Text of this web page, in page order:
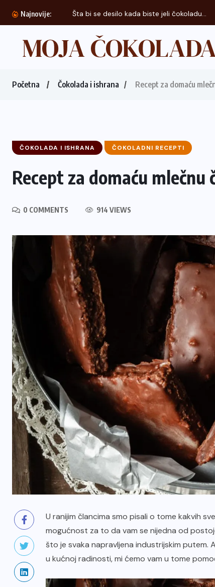
Najnovije: Šta bi se desilo kada biste jeli čokoladu...
Početna Čokolada i ishrana Recept za domaću
ČOKOLADA I ISHRANA ČOKOLADNI RECEPTI
Recept za domaću mlečnu
0 COMMENTS 914 VIEWS
U ranijim člancima smo pisali o tome kakvih sve
mogućnost za to da vam se nijedna od
što je svaka napravljena industrijskim putem.
u kućnoj radinosti, mi ćemo vam u tome